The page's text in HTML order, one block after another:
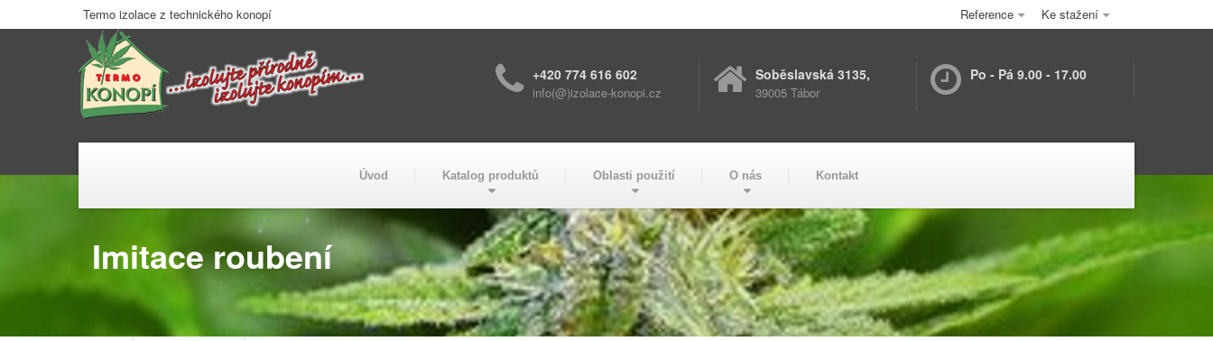
Termo izolace z technického konopí Reference Ke stažení
+420 774 616 602
info(@)izolace-konopi.cz
Soběslavská 3135,
39005 Tábor
Po - Pá 9.00 - 17.00
Úvod Katalog produktů Oblasti použití O nás Kontakt
Imitace roubení